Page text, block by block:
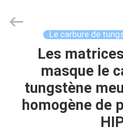
MAISON
PRODUITS
Cemented
Carbide
Le carbure de
Les
masque le
tungstène
homogène de